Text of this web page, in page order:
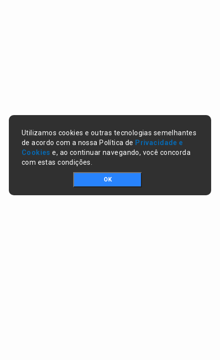
Utilizamos cookies e outras tecnologias semelhantes
de acordo com a nossa Política de Privacidade e
Cookies e, ao continuar navegando, você concorda
com estas condições.
OK